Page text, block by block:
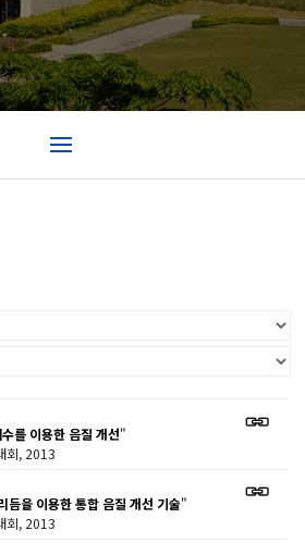
를 이용한 음질 개선"
회, 2013
듬을 이용한 통합 음질 개선 기술"
회, 2013